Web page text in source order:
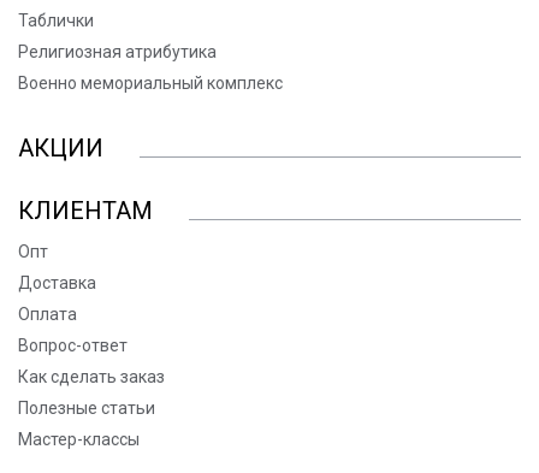
Таблички
Религиозная атрибутика
Военно мемориальный комплекс
АКЦИИ
КЛИЕНТАМ
Опт
Доставка
Оплата
Вопрос-ответ
Как сделать заказ
Полезные статьи
Мастер-классы